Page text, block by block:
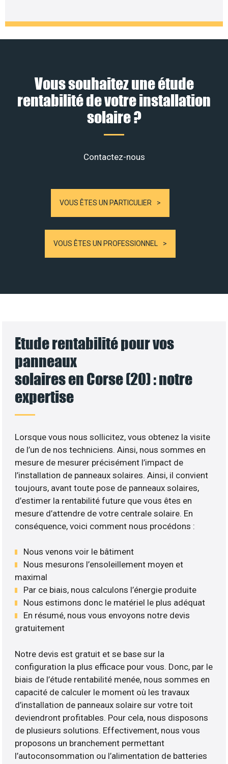
Vous souhaitez une étude
rentabilité de votre installation
solaire ?
Contactez-nous
VOUS ÊTES UN PARTICULIER
VOUS ÊTES UN PROFESSIONNEL
Etude rentabilité pour vos
panneaux
solaires en Corse (20) : notre
expertise
Lorsque vous nous sollicitez, vous obtenez la visite
de l’un de nos techniciens. Ainsi, nous sommes en
mesure de mesurer précisément l’impact de
l’installation de panneaux solaires. Ainsi, il convient
toujours, avant toute pose de panneaux solaires,
d’estimer la rentabilité future que vous êtes en
mesure d’attendre de votre centrale solaire. En
conséquence, voici comment nous procédons :
Nous venons voir le bâtiment
Nous mesurons l’ensoleillement moyen et
maximal
Par ce biais, nous calculons l’énergie produite
Nous estimons donc le matériel le plus adéquat
En résumé, nous vous envoyons notre devis
gratuitement
Notre devis est gratuit et se base sur la
configuration la plus efficace pour vous. Donc, par le
biais de l’étude rentabilité menée, nous sommes en
capacité de calculer le moment où les travaux
d’installation de panneaux solaire sur votre toit
deviendront profitables. Pour cela, nous disposons
de plusieurs solutions. Effectivement, nous vous
proposons un branchement permettant
l’autoconsommation ou l’alimentation de batteries